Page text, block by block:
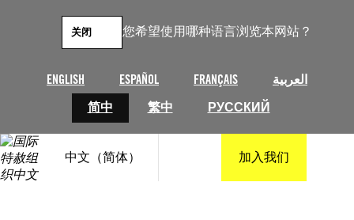
您希望使用哪种语言浏览本网站？
ENGLISH ESPAÑOL FRANÇAIS
العربية
简中
繁中 РУССКИЙ
关闭
中文（简体） 加入我们